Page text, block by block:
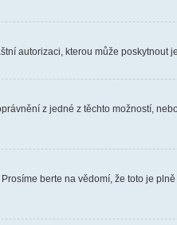
autorizaci, kterou může poskytnout
z jedné z těchto možností,
berte na vědomí, že toto je